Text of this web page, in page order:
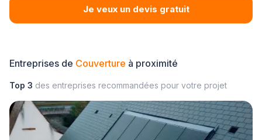
Je veux un devis gratuit
Entreprises de Couverture à proximité
Top 3 des entreprises recommandées pour votre projet